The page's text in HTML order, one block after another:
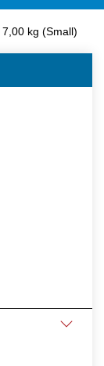
7,00 kg (Small)